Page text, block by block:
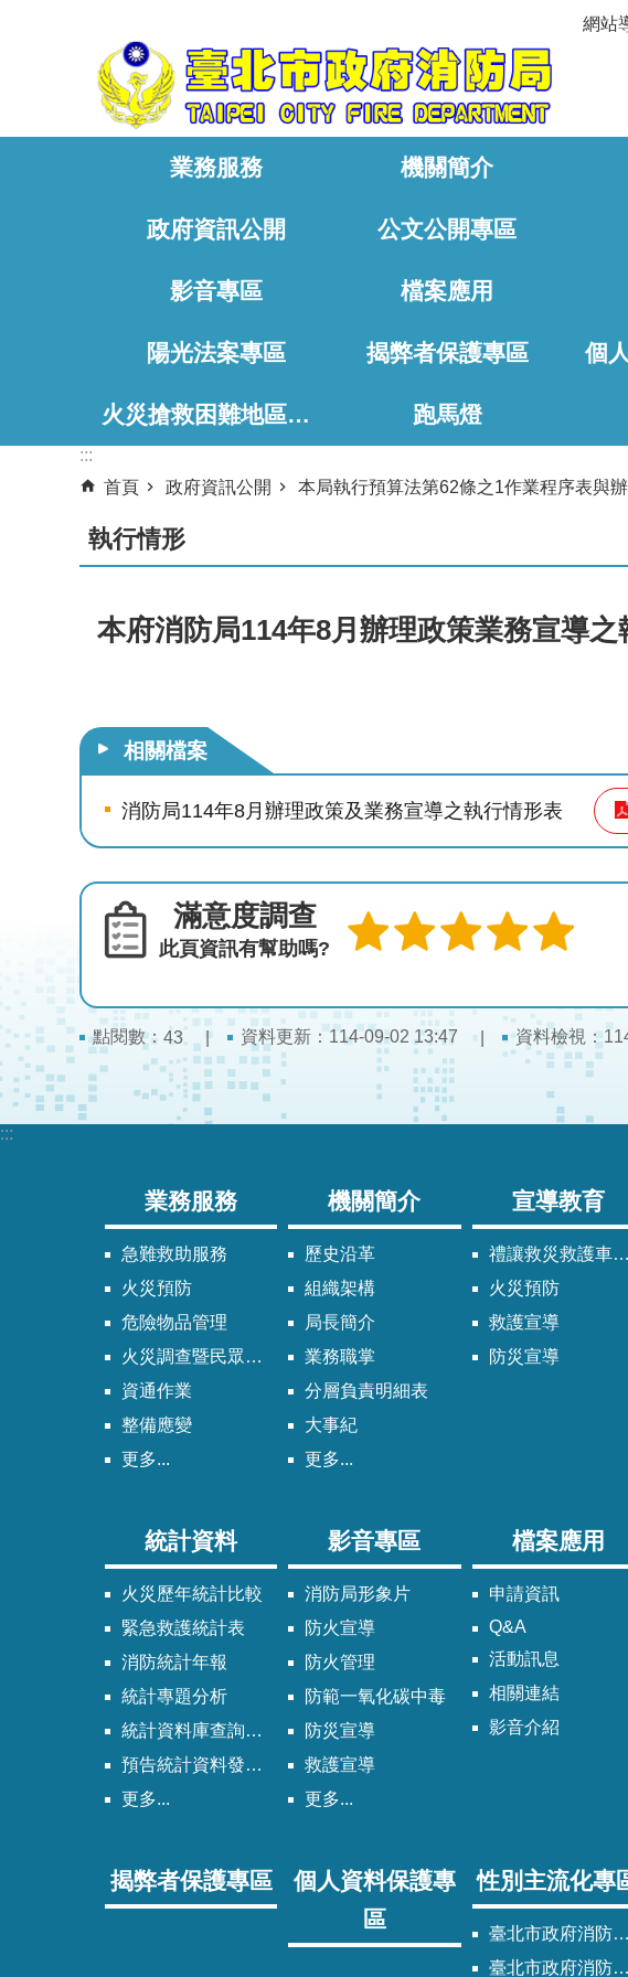
網站
業務服務 機關簡介
政府資訊公開 公文公開專區
影音專區 檔案應用
陽光法案專區 揭弊者保護專區 個
火災搶救困難地區、消防通道相關資料 跑馬燈
:::
首頁
政府資訊公開 本局執行預算法第62條之1作業程序表與
執行情形
本府消防局114年8月辦理政策業務宣導之
相關檔案
消防局114年8月辦理政策及業務宣導之執行情形表
滿意度調查
此頁資訊有幫助嗎?
點閱數： 43 資料更新：114-09-02 13:47 資料檢視：
:::
業務服務
急難救助服務
火災預防
危險物品管理
火災調查暨民眾申請服務
資通作業
整備應變
更多...
機關簡介
歷史沿革
組織架構
局長簡介
業務職掌
分層負責明細表
大事紀
更多...
宣導教育
禮讓救災救護車輛須知
火災預防
救護宣導
防災宣導
統計資料
火災歷年統計比較
緊急救護統計表
消防統計年報
統計專題分析
統計資料庫查詢系統
預告統計資料發布時間表
更多...
影音專區
消防局形象片
防火宣導
防火管理
防範一氧化碳中毒
防災宣導
救護宣導
更多...
檔案應用
申請資訊
Q&A
活動訊息
相關連結
影音介紹
揭弊者保護專區
個人資料保護專
區
性別主流化專
臺北市政府消防局性別主流化實施計畫
臺北市政府消防局性別平等專案小組委員名單